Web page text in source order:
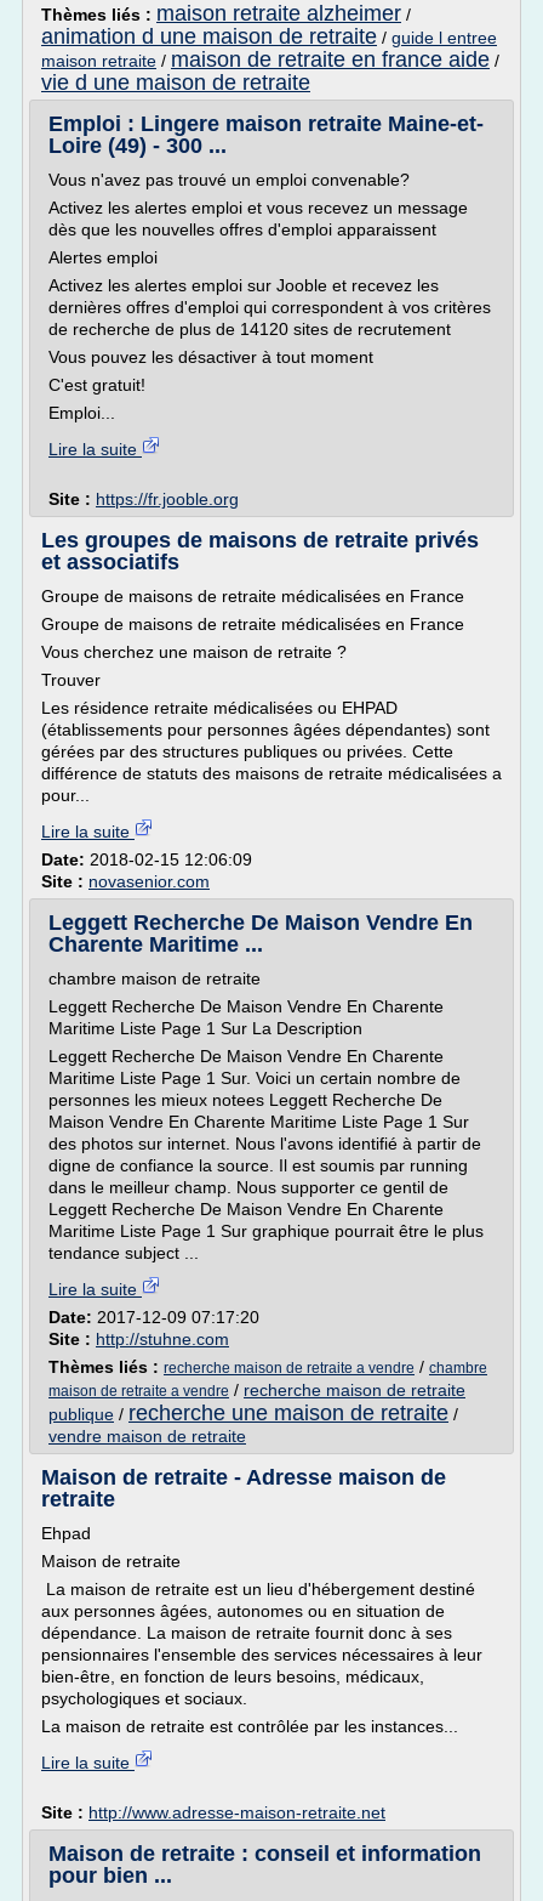
Thèmes liés : maison retraite alzheimer /
animation d une maison de retraite / guide l entree
maison retraite / maison de retraite en france aide /
vie d une maison de retraite
Emploi : Lingere maison retraite Maine-et-
Loire (49) - 300 ...
Vous n'avez pas trouvé un emploi convenable?
Activez les alertes emploi et vous recevez un message
dès que les nouvelles offres d'emploi apparaissent
Alertes emploi
Activez les alertes emploi sur Jooble et recevez les
dernières offres d'emploi qui correspondent à vos critères
de recherche de plus de 14120 sites de recrutement
Vous pouvez les désactiver à tout moment
C'est gratuit!
Emploi...
Lire la suite
Site : https://fr.jooble.org
Les groupes de maisons de retraite privés
et associatifs
Groupe de maisons de retraite médicalisées en France
Groupe de maisons de retraite médicalisées en France
Vous cherchez une maison de retraite ?
Trouver
Les résidence retraite médicalisées ou EHPAD
(établissements pour personnes âgées dépendantes) sont
gérées par des structures publiques ou privées. Cette
différence de statuts des maisons de retraite médicalisées a
pour...
Lire la suite
Date: 2018-02-15 12:06:09
Site : novasenior.com
Leggett Recherche De Maison Vendre En
Charente Maritime ...
chambre maison de retraite
Leggett Recherche De Maison Vendre En Charente
Maritime Liste Page 1 Sur La Description
Leggett Recherche De Maison Vendre En Charente
Maritime Liste Page 1 Sur. Voici un certain nombre de
personnes les mieux notees Leggett Recherche De
Maison Vendre En Charente Maritime Liste Page 1 Sur
des photos sur internet. Nous l'avons identifié à partir de
digne de confiance la source. Il est soumis par running
dans le meilleur champ. Nous supporter ce gentil de
Leggett Recherche De Maison Vendre En Charente
Maritime Liste Page 1 Sur graphique pourrait être le plus
tendance subject ...
Lire la suite
Date: 2017-12-09 07:17:20
Site : http://stuhne.com
Thèmes liés : recherche maison de retraite a vendre / chambre
maison de retraite a vendre / recherche maison de retraite
publique / recherche une maison de retraite /
vendre maison de retraite
Maison de retraite - Adresse maison de
retraite
Ehpad
Maison de retraite
La maison de retraite est un lieu d'hébergement destiné
aux personnes âgées, autonomes ou en situation de
dépendance. La maison de retraite fournit donc à ses
pensionnaires l'ensemble des services nécessaires à leur
bien-être, en fonction de leurs besoins, médicaux,
psychologiques et sociaux.
La maison de retraite est contrôlée par les instances...
Lire la suite
Site : http://www.adresse-maison-retraite.net
Maison de retraite : conseil et information
pour bien ...